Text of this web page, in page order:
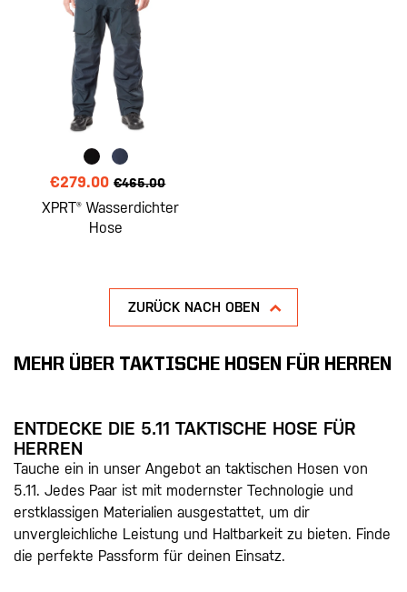
€279.00 €465.00
XPRT® Wasserdichter
Hose
ZURÜCK NACH OBEN
MEHR ÜBER TAKTISCHE HOSEN FÜR HERREN
ENTDECKE DIE 5.11 TAKTISCHE HOSE FÜR
HERREN
Tauche ein in unser Angebot an taktischen Hosen von
5.11. Jedes Paar ist mit modernster Technologie und
erstklassigen Materialien ausgestattet, um dir
unvergleichliche Leistung und Haltbarkeit zu bieten. Finde
die perfekte Passform für deinen Einsatz.